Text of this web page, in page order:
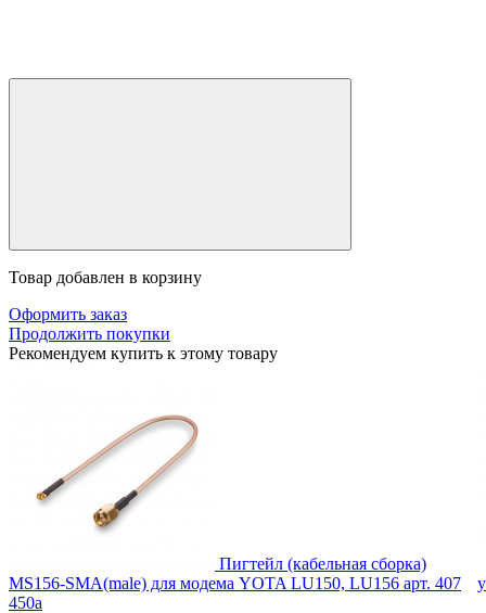
Товар добавлен в корзину
Оформить заказ
Продолжить покупки
Рекомендуем купить к этому товару
Пигтейл (кабельная сборка)
MS156-SMA(male) для модема YOTA LU150, LU156 арт. 407
450a